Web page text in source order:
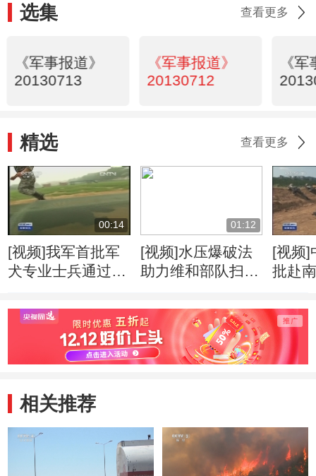
选集 查看更多
《军事报道》
20130713
《军事报道》
20130712
《
精选 查看更多
00:14
[视频]我军首批军
犬专业士兵通过国
01:12
[视频]水压爆破法
助力维和部队扫雷
[视频]
批赴
相关推荐